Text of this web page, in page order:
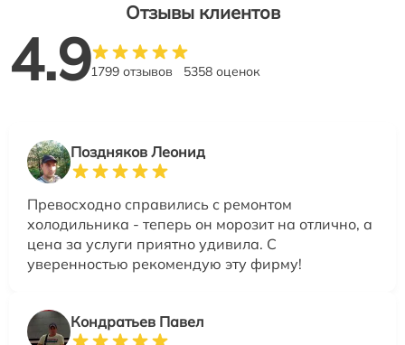
Отзывы клиентов
4.91799 отзывов 5358 оценок
Поздняков Леонид
Превосходно справились с ремонтом
холодильника - теперь он морозит на отлично, а
цена за услуги приятно удивила. С
уверенностью рекомендую эту фирму!
Кондратьев Павел